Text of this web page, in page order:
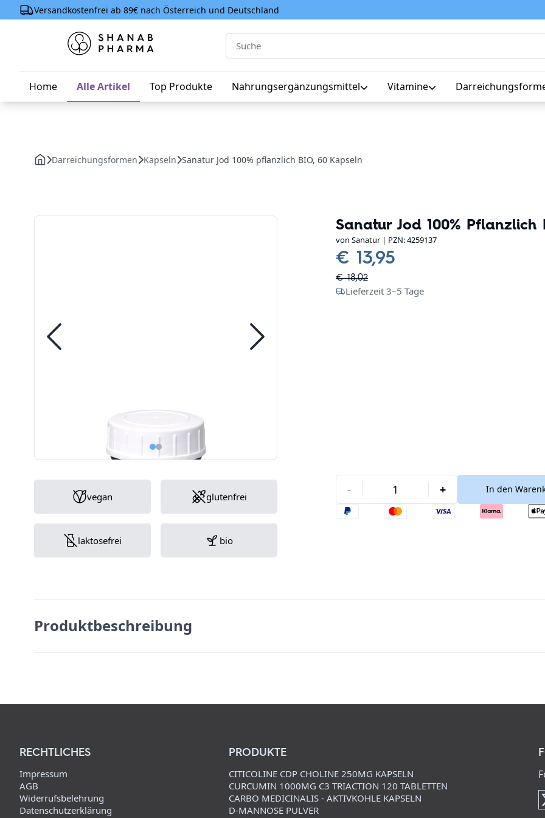
Versandkostenfrei ab 89€ nach Österreich und Deutschland
Home Alle Artikel Top Produkte Nahrungsergänzungsmittel Vitamine
Darreichungsformen Kapseln Sanatur Jod 100% pflanzlich BIO, 60 Kapseln
Sanatur Jod 100% Pflanzlich
von Sanatur| PZN: 4259137
€ 13,95
€ 18,02
Lieferzeit 3–5 Tage
- + In den
vegan glutenfrei
laktosefrei bio
Produktbeschreibung
RECHTLICHES
Impressum
AGB
Widerrufsbelehrung
Datenschutzerklärung
PRODUKTE
CITICOLINE CDP CHOLINE 250MG KAPSELN
CURCUMIN 1000MG C3 TRIACTION 120 TABLETTEN
CARBO MEDICINALIS - AKTIVKOHLE KAPSELN
D-MANNOSE PULVER